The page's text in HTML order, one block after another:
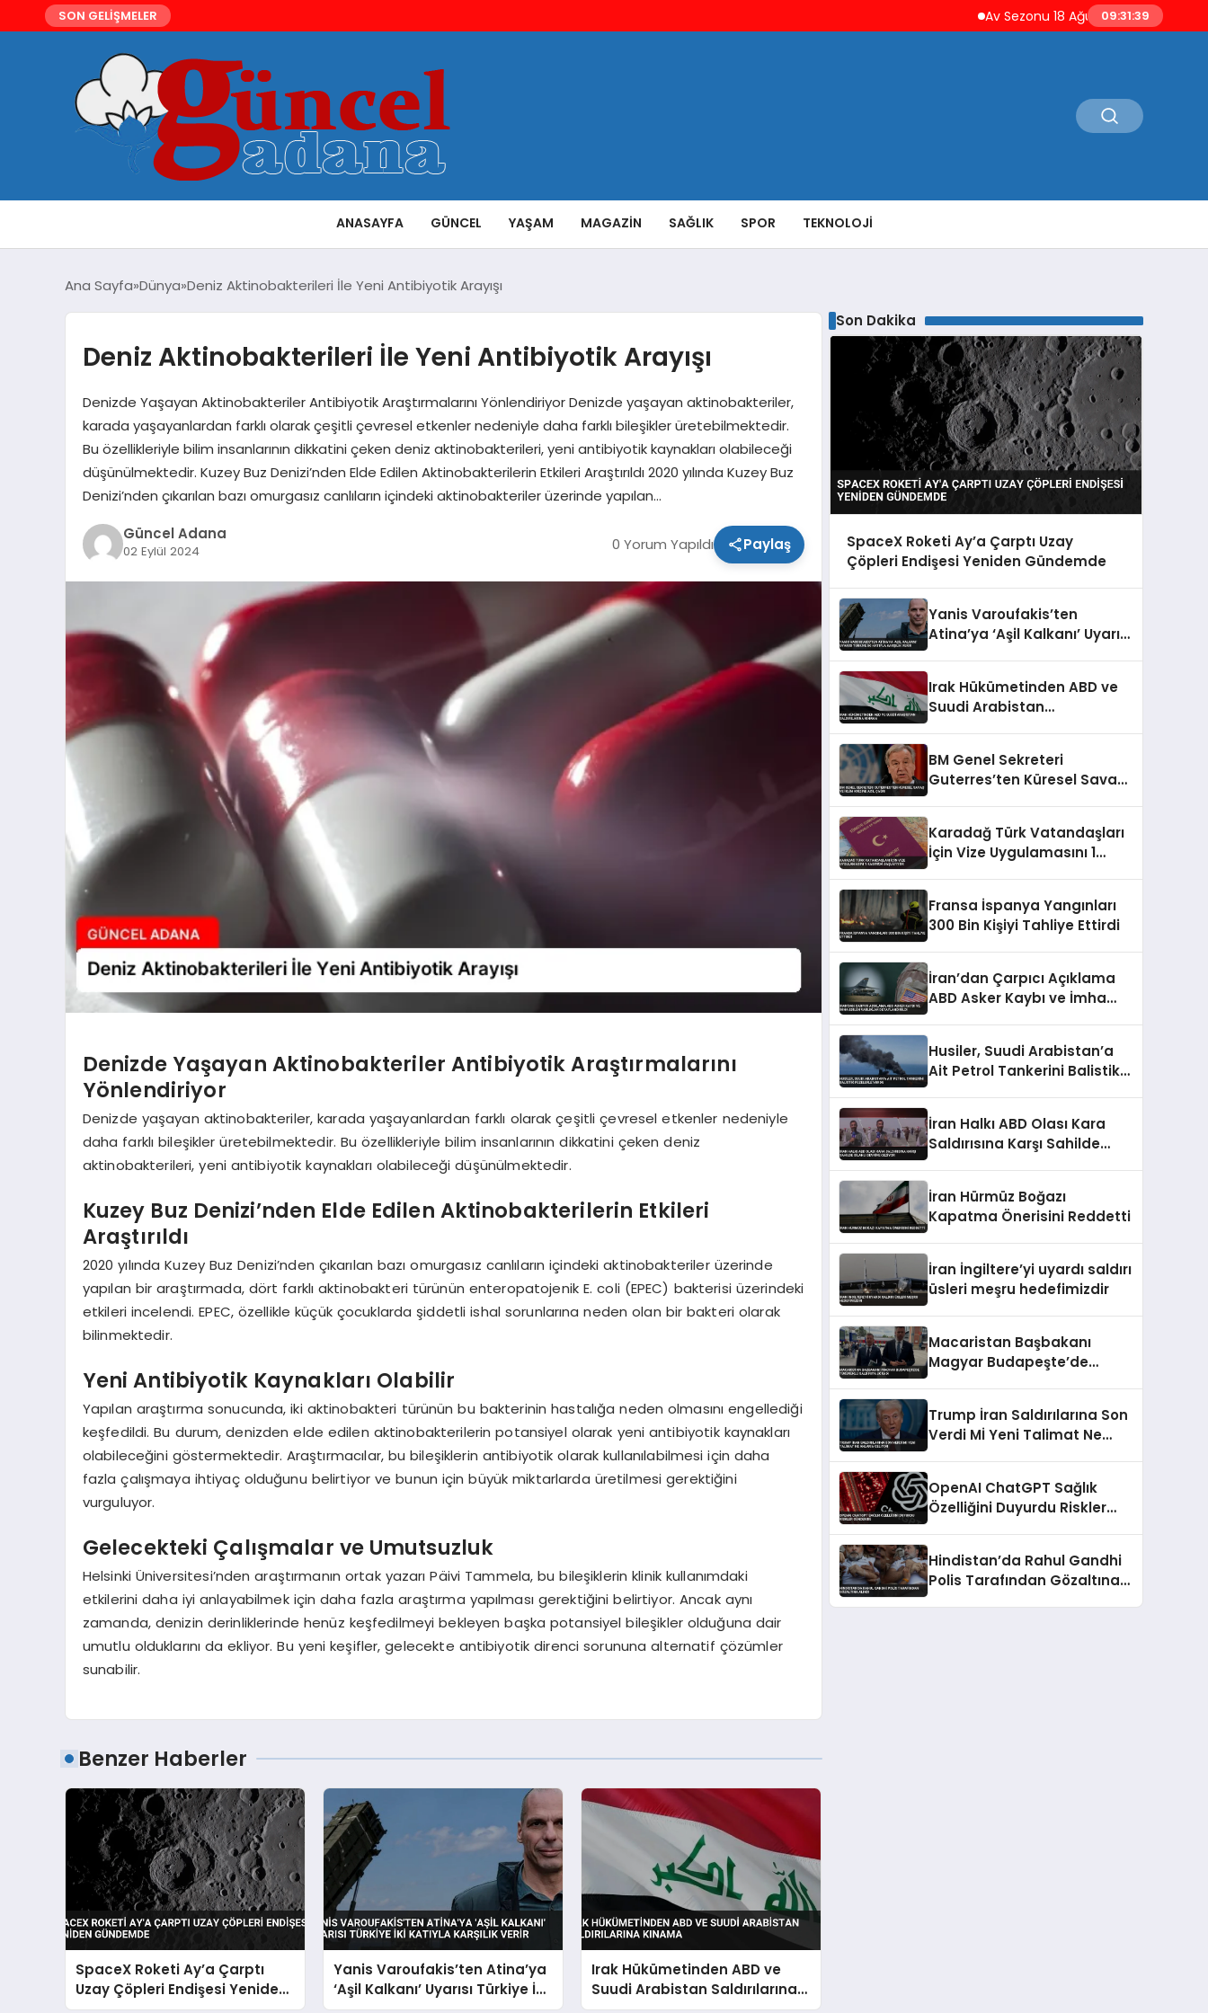
SON GELİŞMELER Av Sezonu 18 Ağustos’ta Açılıyor Yaban
09:31:40
ANASAYFA GÜNCEL YAŞAM MAGAZIN SAĞLIK SPOR TEKNOLOJI
Ana Sayfa Dünya Deniz Aktinobakterileri İle Yeni Antibiyotik Arayışı
Deniz Aktinobakterileri İle Yeni Antibiyotik Arayışı
Denizde Yaşayan Aktinobakteriler Antibiyotik Araştırmalarını Yönlendiriyor Denizde yaşayan aktinobakteriler,
karada yaşayanlardan farklı olarak çeşitli çevresel etkenler nedeniyle daha farklı bileşikler üretebilmektedir.
Bu özellikleriyle bilim insanlarının dikkatini çeken deniz aktinobakterileri, yeni antibiyotik kaynakları olabileceği
düşünülmektedir. Kuzey Buz Denizi’nden Elde Edilen Aktinobakterilerin Etkileri Araştırıldı 2020 yılında Kuzey Buz
Denizi’nden çıkarılan bazı omurgasız canlıların içindeki aktinobakteriler üzerinde yapılan…
Güncel Adana
02 Eylül 2024 0 Yorum Yapıldı Paylaş
Denizde Yaşayan Aktinobakteriler Antibiyotik Araştırmalarını
Yönlendiriyor
Denizde yaşayan aktinobakteriler, karada yaşayanlardan farklı olarak çeşitli çevresel etkenler nedeniyle
daha farklı bileşikler üretebilmektedir. Bu özellikleriyle bilim insanlarının dikkatini çeken deniz
aktinobakterileri, yeni antibiyotik kaynakları olabileceği düşünülmektedir.
Kuzey Buz Denizi’nden Elde Edilen Aktinobakterilerin Etkileri
Araştırıldı
2020 yılında Kuzey Buz Denizi’nden çıkarılan bazı omurgasız canlıların içindeki aktinobakteriler üzerinde
yapılan bir araştırmada, dört farklı aktinobakteri türünün enteropatojenik E. coli (EPEC) bakterisi üzerindeki
etkileri incelendi. EPEC, özellikle küçük çocuklarda şiddetli ishal sorunlarına neden olan bir bakteri olarak
bilinmektedir.
Yeni Antibiyotik Kaynakları Olabilir
Yapılan araştırma sonucunda, iki aktinobakteri türünün bu bakterinin hastalığa neden olmasını engellediği
keşfedildi. Bu durum, denizden elde edilen aktinobakterilerin potansiyel olarak yeni antibiyotik kaynakları
olabileceğini göstermektedir. Araştırmacılar, bu bileşiklerin antibiyotik olarak kullanılabilmesi için daha
fazla çalışmaya ihtiyaç olduğunu belirtiyor ve bunun için büyük miktarlarda üretilmesi gerektiğini
vurguluyor.
Gelecekteki Çalışmalar ve Umutsuzluk
Helsinki Üniversitesi’nden araştırmanın ortak yazarı Päivi Tammela, bu bileşiklerin klinik kullanımdaki
etkilerini daha iyi anlayabilmek için daha fazla araştırma yapılması gerektiğini belirtiyor. Ancak aynı
zamanda, denizin derinliklerinde henüz keşfedilmeyi bekleyen başka potansiyel bileşikler olduğuna dair
umutlu olduklarını da ekliyor. Bu yeni keşifler, gelecekte antibiyotik direnci sorununa alternatif çözümler
sunabilir.
Benzer Haberler
SpaceX Roketi Ay’a Çarptı
Uzay Çöpleri Endişesi Yeniden
Gündemde
Yanis Varoufakis’ten Atina’ya
‘Aşil Kalkanı’ Uyarısı Türkiye İki
Katıyla Karşılık Verir
Irak Hükümetinden ABD ve
Suudi Arabistan Saldırılarına
Kınama
Son Dakika
SpaceX Roketi Ay’a Çarptı Uzay
Çöpleri Endişesi Yeniden Gündemde
Yanis Varoufakis’ten
Atina’ya ‘Aşil Kalkanı’ Uyarısı
Irak Hükümetinden ABD ve
Suudi Arabistan
BM Genel Sekreteri
Guterres’ten Küresel Savaş
Karadağ Türk Vatandaşları
İçin Vize Uygulamasını 1
Fransa İspanya Yangınları
300 Bin Kişiyi Tahliye Ettirdi
İran’dan Çarpıcı Açıklama
ABD Asker Kaybı ve İmha
Husiler, Suudi Arabistan’a
Ait Petrol Tankerini Balistik
İran Halkı ABD Olası Kara
Saldırısına Karşı Sahilde
İran Hürmüz Boğazı
Kapatma Önerisini Reddetti
İran İngiltere’yi uyardı saldırı
üsleri meşru hedefimizdir
Macaristan Başbakanı
Magyar Budapeşte’de
Trump İran Saldırılarına Son
Verdi Mİ Yeni Talimat Ne
OpenAI ChatGPT Sağlık
Özelliğini Duyurdu Riskler
Hindistan’da Rahul Gandhi
Polis Tarafından Gözaltına